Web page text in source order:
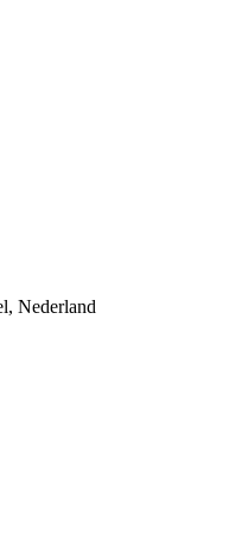
Nederland